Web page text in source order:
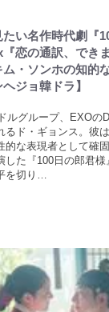
い名作時代劇『
恋の通訳、でき
・ソンホの知的
ジョ韓ドラ】
ルグループ、EXOの
るド・ギョンス。彼
的な表現者として確
した『100日の郎君様
を切り…